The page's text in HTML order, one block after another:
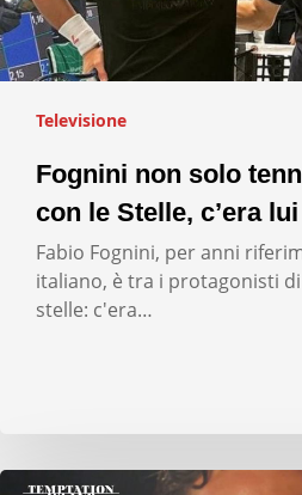
Televisione
Fognini non solo
con le Stelle, c’era
Fabio Fognini, per anni
italiano, è tra i protagonisti
stelle: c'era…